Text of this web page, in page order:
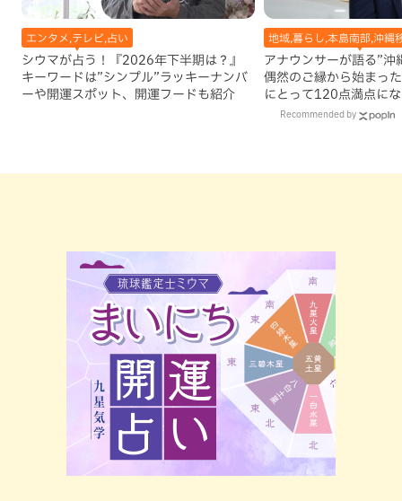
エンタメ,テレビ,占い
シウマが占う！『2026年下半期は？』
キーワードは”シンプル”ラッキーナンバ
ーや開運スポット、開運フードも紹介
地域,暮らし,本島南部,沖縄
アナウンサーが語る”沖
偶然のご縁から始まっ
にとって120点満点に
Recommended by